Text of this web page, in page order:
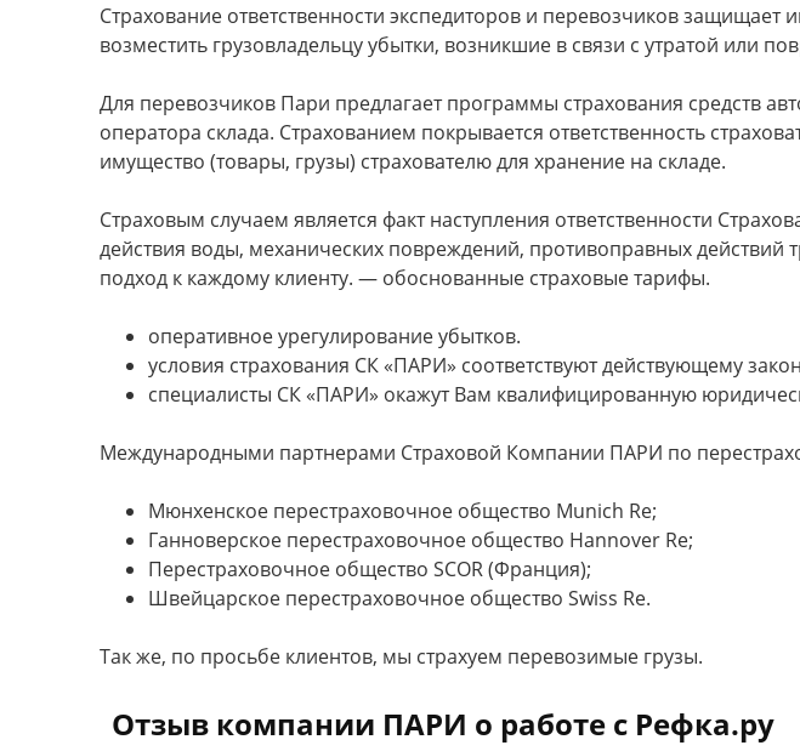
Страхование ответственности экспедиторов и перевозчиков
возместить грузовладельцу убытки, возникшие в связи с утратой или
Для перевозчиков Пари предлагает программы страхования средств
оператора склада. Страхованием покрывается ответственность
имущество (товары, грузы) страхователю для хранение на складе.
Страховым случаем является факт наступления ответственности
действия воды, механических повреждений, противоправных
подход к каждому клиенту. — обоснованные страховые тарифы.
оперативное урегулирование убытков.
условия страхования СК «ПАРИ» соответствуют действующему
специалисты СК «ПАРИ» окажут Вам квалифицированную
Международными партнерами Страховой Компании ПАРИ по
Мюнхенское перестраховочное общество Munich Re;
Ганноверское перестраховочное общество Hannover Re;
Перестраховочное общество SCOR (Франция);
Швейцарское перестраховочное общество Swiss Re.
Так же, по просьбе клиентов, мы страхуем перевозимые грузы.
Отзыв компании ПАРИ о работе с Рефка.ру